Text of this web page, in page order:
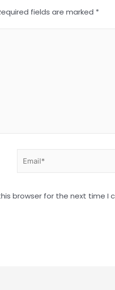
fields are marked *
browser for the next time I